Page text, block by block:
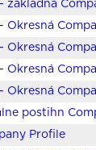
základná
Okresná
Okresná
Okresná
Okresná
postihn
Profile